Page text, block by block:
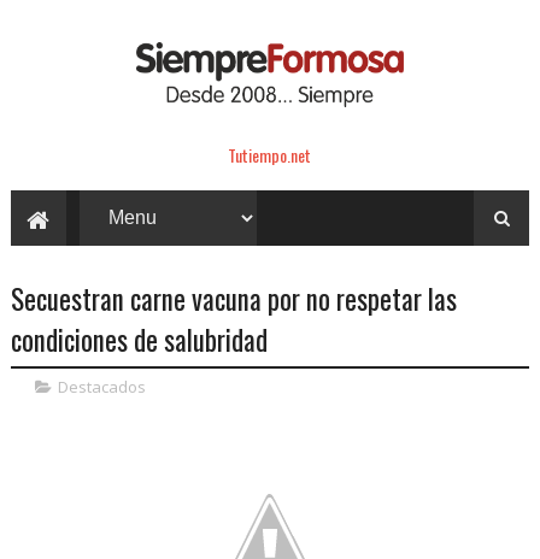
Tutiempo.net
Secuestran carne vacuna por no respetar las
condiciones de salubridad
Destacados